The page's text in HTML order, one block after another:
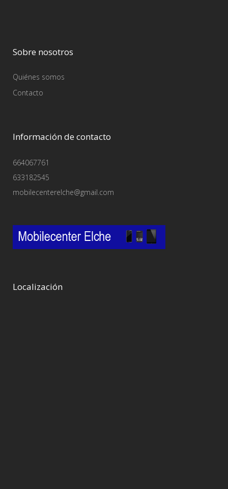
Sobre nosotros
Quiénes somos
Contacto
Información de contacto
664067761
633182545
mobilecenterelche@gmail.com
Localización